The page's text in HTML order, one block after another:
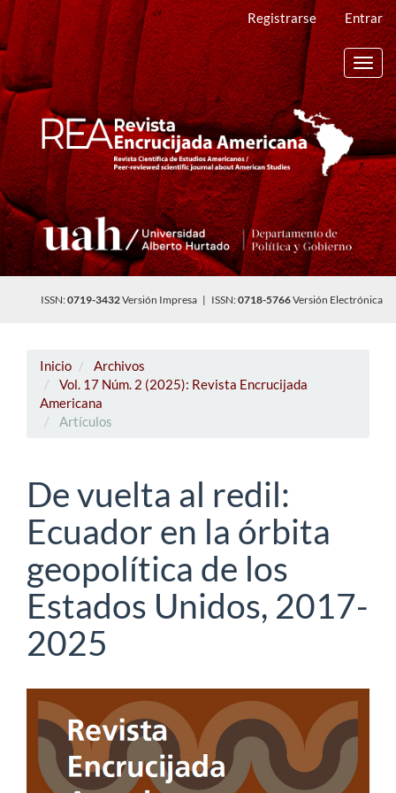
Navegación
principal
Contenido
principal
Barra
lateral
Registrarse Entrar
ISSN:0719-3432Versión Impresa | ISSN:0718-5766Versión Electrónica
Inicio
Archivos
Vol. 17 Núm. 2 (2025): Revista Encrucijada
Americana
Artículos
De vuelta al redil:
Ecuador en la órbita
geopolítica de los
Estados Unidos, 2017-
2025
Barra
lateral
del